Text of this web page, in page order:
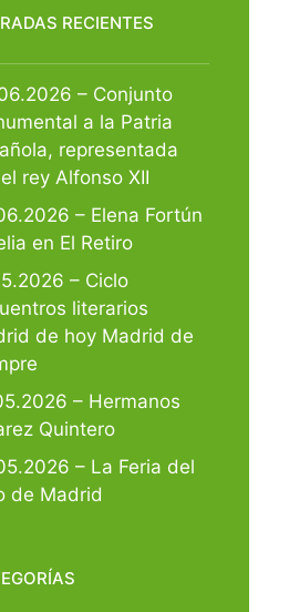
RECIENTES
– Conjunto
a la Patria
representada
rey Alfonso XII
– Elena Fortún
en El Retiro
– Ciclo
literarios
de hoy Madrid de
– Hermanos
Quintero
– La Feria del
de Madrid